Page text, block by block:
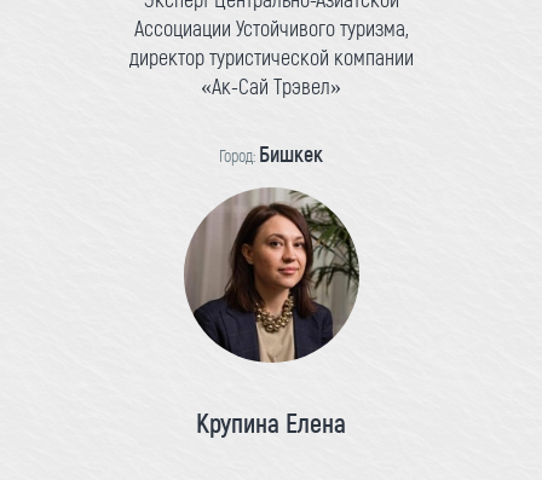
Ассоциации Устойчивого туризма,
директор туристической компании
«Ак-Сай Трэвел»
Город: Бишкек
Крупина Елена